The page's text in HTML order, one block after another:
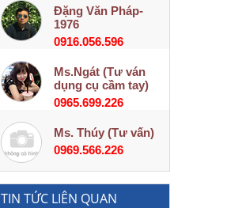
Đặng Văn Pháp-
1976
0916.056.596
Ms.Ngát (Tư ván
dụng cụ cầm tay)
0965.699.226
Ms. Thúy (Tư vấn)
0969.566.226
TIN TỨC LIÊN QUAN